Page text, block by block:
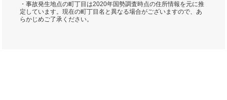
・事故発生地点の町丁目は2020年国勢調査時点の住所情報を元に推
定しています。現在の町丁目名と異なる場合がございますので、あ
らかじめご了承ください。